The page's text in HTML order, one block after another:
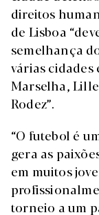
direitos
de Lisboa
semelhança
várias cidades
Marselha,
Rodez”.
“O futebol é
gera as
em muitos
torneio a um